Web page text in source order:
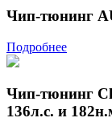
Чип-тюнинг
Подробнее
Чип-тюнинг
136л.с. и